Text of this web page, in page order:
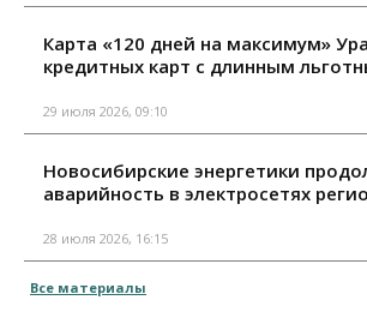
Карта «120 дней на максимум»
кредитных карт с длинным
29 июля 2026, 09:10
Новосибирские энергетики
аварийность в электросетях
28 июля 2026, 16:15
Все материалы